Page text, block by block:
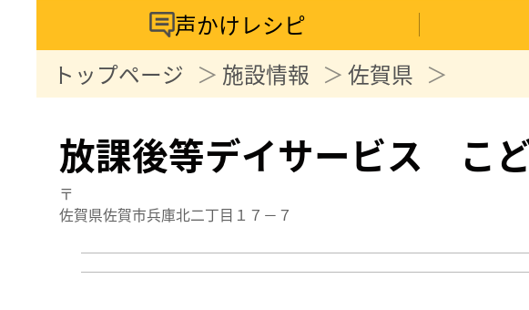
声かけレシピ
トップページ
施設情報 佐賀県
放課後等デイサービス こ
〒
佐賀県佐賀市兵庫北二丁目１７－７